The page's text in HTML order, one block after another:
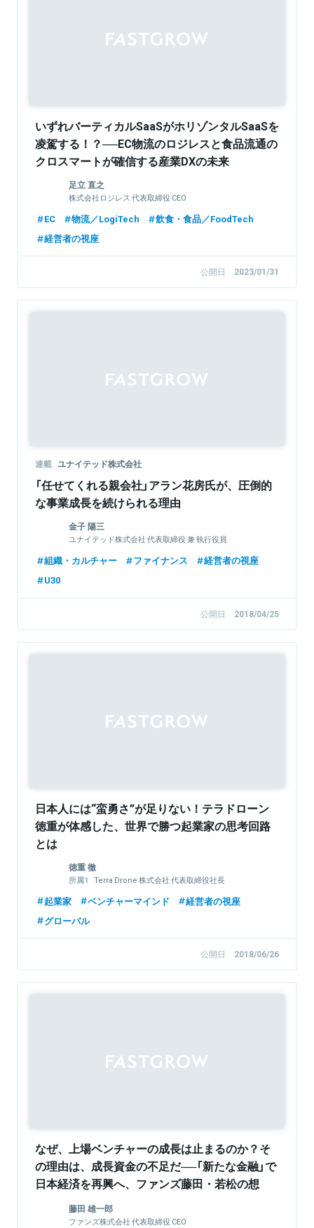
いずれバーティカルSaaSがホリゾンタルSaaSを
凌駕する！？──EC物流のロジレスと食品流通の
クロスマートが確信する産業DXの未来
足立 直之
株式会社ロジレス 代表取締役 CEO
EC 物流／LogiTech
飲食・食品／FoodTech
経営者の視座
公開日 2023/01/31
連載 ユナイテッド株式会社
「任せてくれる親会社」アラン花房氏が、圧倒的
な事業成長を続けられる理由
金子 陽三
ユナイテッド株式会社 代表取締役 兼 執行役員
組織・カルチャー ファイナンス
経営者の視座
U30
公開日 2018/04/25
日本人には“蛮勇さ”が足りない！テラドローン
徳重が体感した、世界で勝つ起業家の思考回路
とは
徳重 徹
Terra Drone 株式会社 代表取締役社長
起業家 ベンチャーマインド
経営者の視座
グローバル
公開日 2018/06/26
なぜ、上場ベンチャーの成長は止まるのか？そ
の理由は、成長資金の不足だ──「新たな金融」で
日本経済を再興へ、ファンズ藤田・若松の想
い・狙いとは
藤田 雄一郎
ファンズ株式会社 代表取締役 CEO